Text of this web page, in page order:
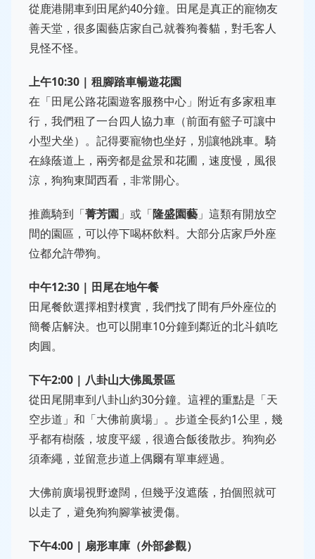
從鹿港開車到田尾約40分鐘。田尾是真正的寵物友
善天堂，很多園藝店家自己就養狗養貓，對毛客人
見怪不怪。
上午10:30 | 租腳踏車暢遊花園
在「田尾公路花園遊客服務中心」附近有多家租車
行，我們租了一台四人協力車（前面有籃子可讓中
小型犬坐）。記得要寵物也坐好，別讓牠跳車。騎
在綠蔭道上，兩旁都是盆景和花圃，速度慢，風很
涼，狗狗東聞西看，非常開心。
推薦騎到「菁芳園 」或「隆盛園藝 」這類有開放空
間的園區，可以停下喝杯飲料。大部分店家戶外座
位都允許帶狗。
中午12:30 | 田尾在地午餐
田尾餐飲選擇相對樸實，我們找了間有戶外座位的
簡餐店解決。也可以開車10分鐘到鄰近的北斗鎮吃
肉圓。
下午2:00 | 八卦山大佛風景區
從田尾開車到八卦山約30分鐘。這裡的重點是「天
空步道」和「大佛前廣場」。步道全長約1公里，幾
乎都有樹蔭，坡度平緩，很適合飯後散步。狗狗必
須牽繩，並留意步道上偶爾有單車經過。
大佛前廣場視野遼闊，但幾乎沒遮蔭，拍個照就可
以走了，避免狗狗腳掌被燙傷。
下午4:00 | 扇形車庫（外部參觀）